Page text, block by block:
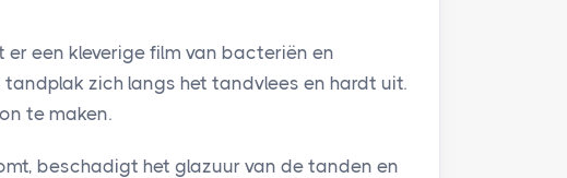
een kleverige film van bacteriën en
zich langs het tandvlees en hardt uit.
te maken.
beschadigt het glazuur van de tanden en